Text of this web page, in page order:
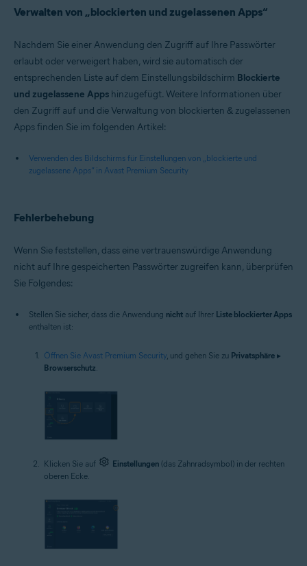
Verwalten von „blockierten und zugelassenen Apps“
Nachdem Sie einer Anwendung den Zugriff auf Ihre Passwörter
erlaubt oder verweigert haben, wird sie automatisch der
entsprechenden Liste auf dem Einstellungsbildschirm Blockierte
und zugelassene Apps hinzugefügt. Weitere Informationen über
den Zugriff auf und die Verwaltung von blockierten & zugelassenen
Apps finden Sie im folgenden Artikel:
Verwenden des Bildschirms für Einstellungen von „blockierte und
zugelassene Apps“ in Avast Premium Security
Fehlerbehebung
Wenn Sie feststellen, dass eine vertrauenswürdige Anwendung
nicht auf Ihre gespeicherten Passwörter zugreifen kann, überprüfen
Sie Folgendes:
Stellen Sie sicher, dass die Anwendung nicht auf Ihrer Liste blockierter Apps
enthalten ist:
Öffnen Sie Avast Premium Security , und gehen Sie zu Privatsphäre ▸
Browserschutz
Klicken Sie auf Einstellungen (das Zahnradsymbol) in der rechten
oberen Ecke.